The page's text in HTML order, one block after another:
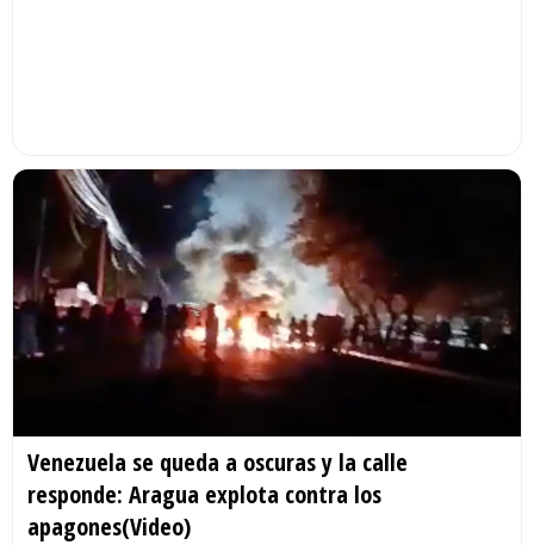
Venezuela se queda a oscuras y la calle
responde: Aragua explota contra los
apagones(Video)